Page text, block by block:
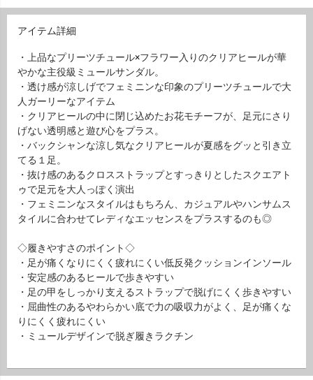
アイテム詳細
・上品なプリーツチュール×フラワー入りのクリアヒールが華
やかな主役級ミュールサンダル。
・透け感が涼しげでフェミニンな印象のプリーツチュールで大
人ガーリーなアイテム
・クリアヒールの中に閉じ込めたお花モチーフが、足元にさり
げない透明感と遊び心をプラス。
・バックシャンな涼し気なクリアヒールが夏感をグッと引き立
てる１足。
・抜け感のあるクロスストラップとすっきりとしたスクエアト
ゥで足元を大人っぽく演出
・フェミニンなスタイルはもちろん、カジュアルやハンサムス
タイルに合わせてレディなエッセンスをプラスするのも◎
◇履きやすさのポイント◇
・足が痛くなりにくく疲れにくい低反発クッションインソール
・安定感のあるヒールで歩きやすい
・足の甲をしっかり支えるストラップで脱げにくく歩きやすい
・屈曲性のあるやわらかい底で力の吸収力がよく、足が痛くな
りにくく疲れにくい
・ミュールデザインで脱ぎ履きラクチン